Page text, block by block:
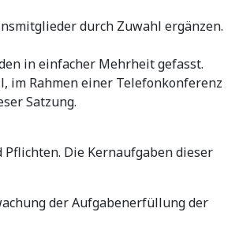
durch Zuwahl ergänzen.
in einfacher Mehrheit gefasst.
im Rahmen einer Telefonkonferenz
Satzung.
Die Kernaufgaben dieser
der Aufgabenerfüllung der